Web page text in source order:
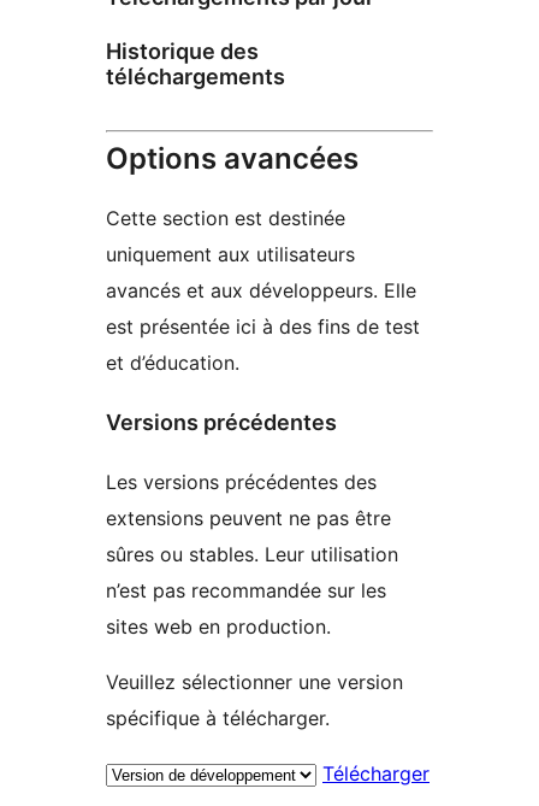
Historique des
téléchargements
Options avancées
Cette section est destinée
uniquement aux utilisateurs
avancés et aux développeurs. Elle
est présentée ici à des fins de test
et d’éducation.
Versions précédentes
Les versions précédentes des
extensions peuvent ne pas être
sûres ou stables. Leur utilisation
n’est pas recommandée sur les
sites web en production.
Veuillez sélectionner une version
spécifique à télécharger.
Télécharger